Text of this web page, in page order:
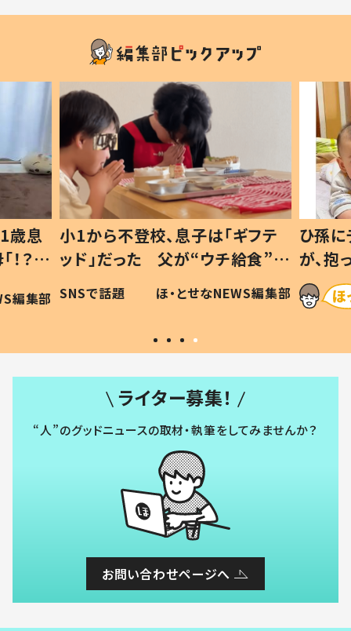
フテ
食”を
編集部
ひ孫にデレデレな80歳じいじ
が、抱っこすると…ひ孫の反応に
「涙が出ました」「可愛くて仕方な
い」
ほ・とせなNEWS編集部
ライター募集！
“人”のグッドニュースの取材・執筆をしてみませんか？
お問い合わせページへ